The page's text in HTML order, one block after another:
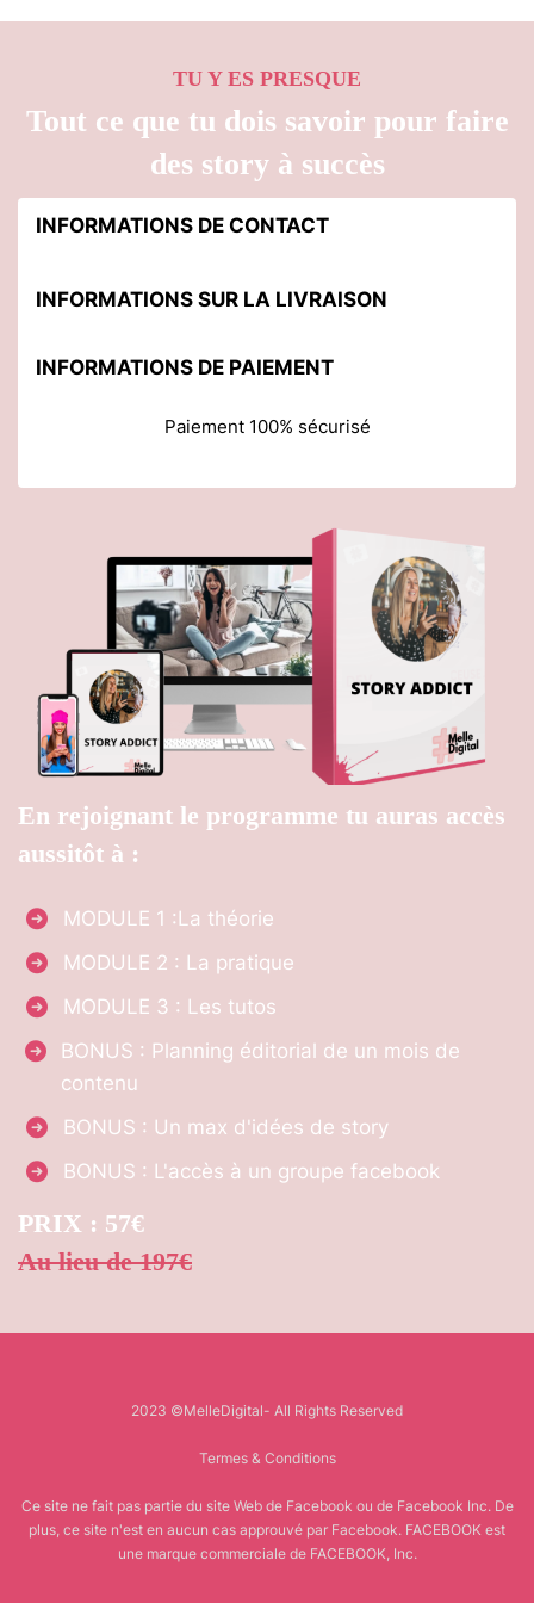
TU Y ES PRESQUE
Tout ce que tu dois savoir pour faire
des story à succès
INFORMATIONS DE CONTACT
INFORMATIONS SUR LA LIVRAISON
INFORMATIONS DE PAIEMENT
Paiement 100% sécurisé
En rejoignant le programme tu auras accès
aussitôt à :
MODULE 1 :La théorie
MODULE 2 : La pratique
MODULE 3 : Les tutos
BONUS : Planning éditorial de un mois de
contenu
BONUS : Un max d'idées de story
BONUS : L'accès à un groupe facebook
PRIX : 57€
Au lieu de 197€
2023 ©MelleDigital- All Rights Reserved
Termes & Conditions
Ce site ne fait pas partie du site Web de Facebook ou de Facebook Inc. De
plus, ce site n'est en aucun cas approuvé par Facebook. FACEBOOK est
une marque commerciale de FACEBOOK, Inc.